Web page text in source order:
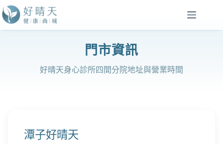
跳
至
主
門市資訊
好晴天身心診所四間分院地址與營業時間
潭子好晴天